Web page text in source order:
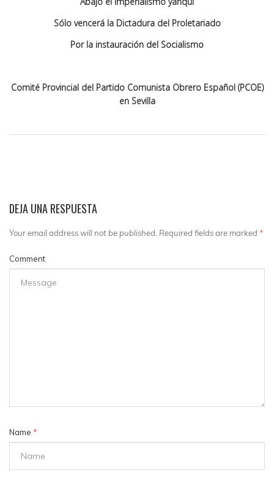
Sólo vencerá la Dictadura del Proletariado
Por la instauración del Socialismo
Comité Provincial del Partido Comunista Obrero Español (PCOE)
en Sevilla
DEJA UNA RESPUESTA
Your email address will not be published. Required fields are marked *
Comment
Name *